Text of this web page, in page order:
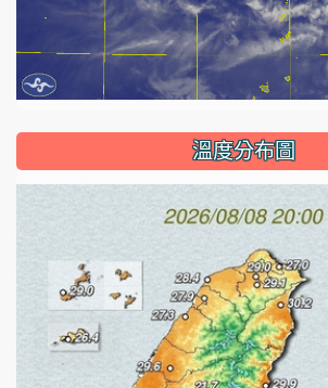
溫度分布圖